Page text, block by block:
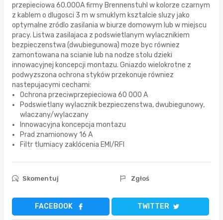
przepieciowa 60.000A firmy Brennenstuhl w kolorze czarnym
z kablem o dlugosci 3 m w smuklym ksztalcie sluzy jako
optymalne zródlo zasilania w biurze domowym lub w miejscu
pracy. Listwa zasilajaca z podswietlanym wylacznikiem
bezpieczenstwa (dwubiegunowa) moze byc równiez
zamontowana na scianie lub na nodze stolu dzieki
innowacyjnej koncepcji montazu. Gniazdo wielokrotne z
podwyzszona ochrona styków przekonuje równiez
nastepujacymi cechami:
Ochrona przeciwprzepieciowa 60 000 A
Podswietlany wylacznik bezpieczenstwa, dwubiegunowy,
wlaczany/wylaczany
Innowacyjna koncepcja montazu
Prad znamionowy 16 A
Filtr tlumiacy zaklócenia EMI/RFI
Skomentuj Zgłoś
FACEBOOK TWITTER